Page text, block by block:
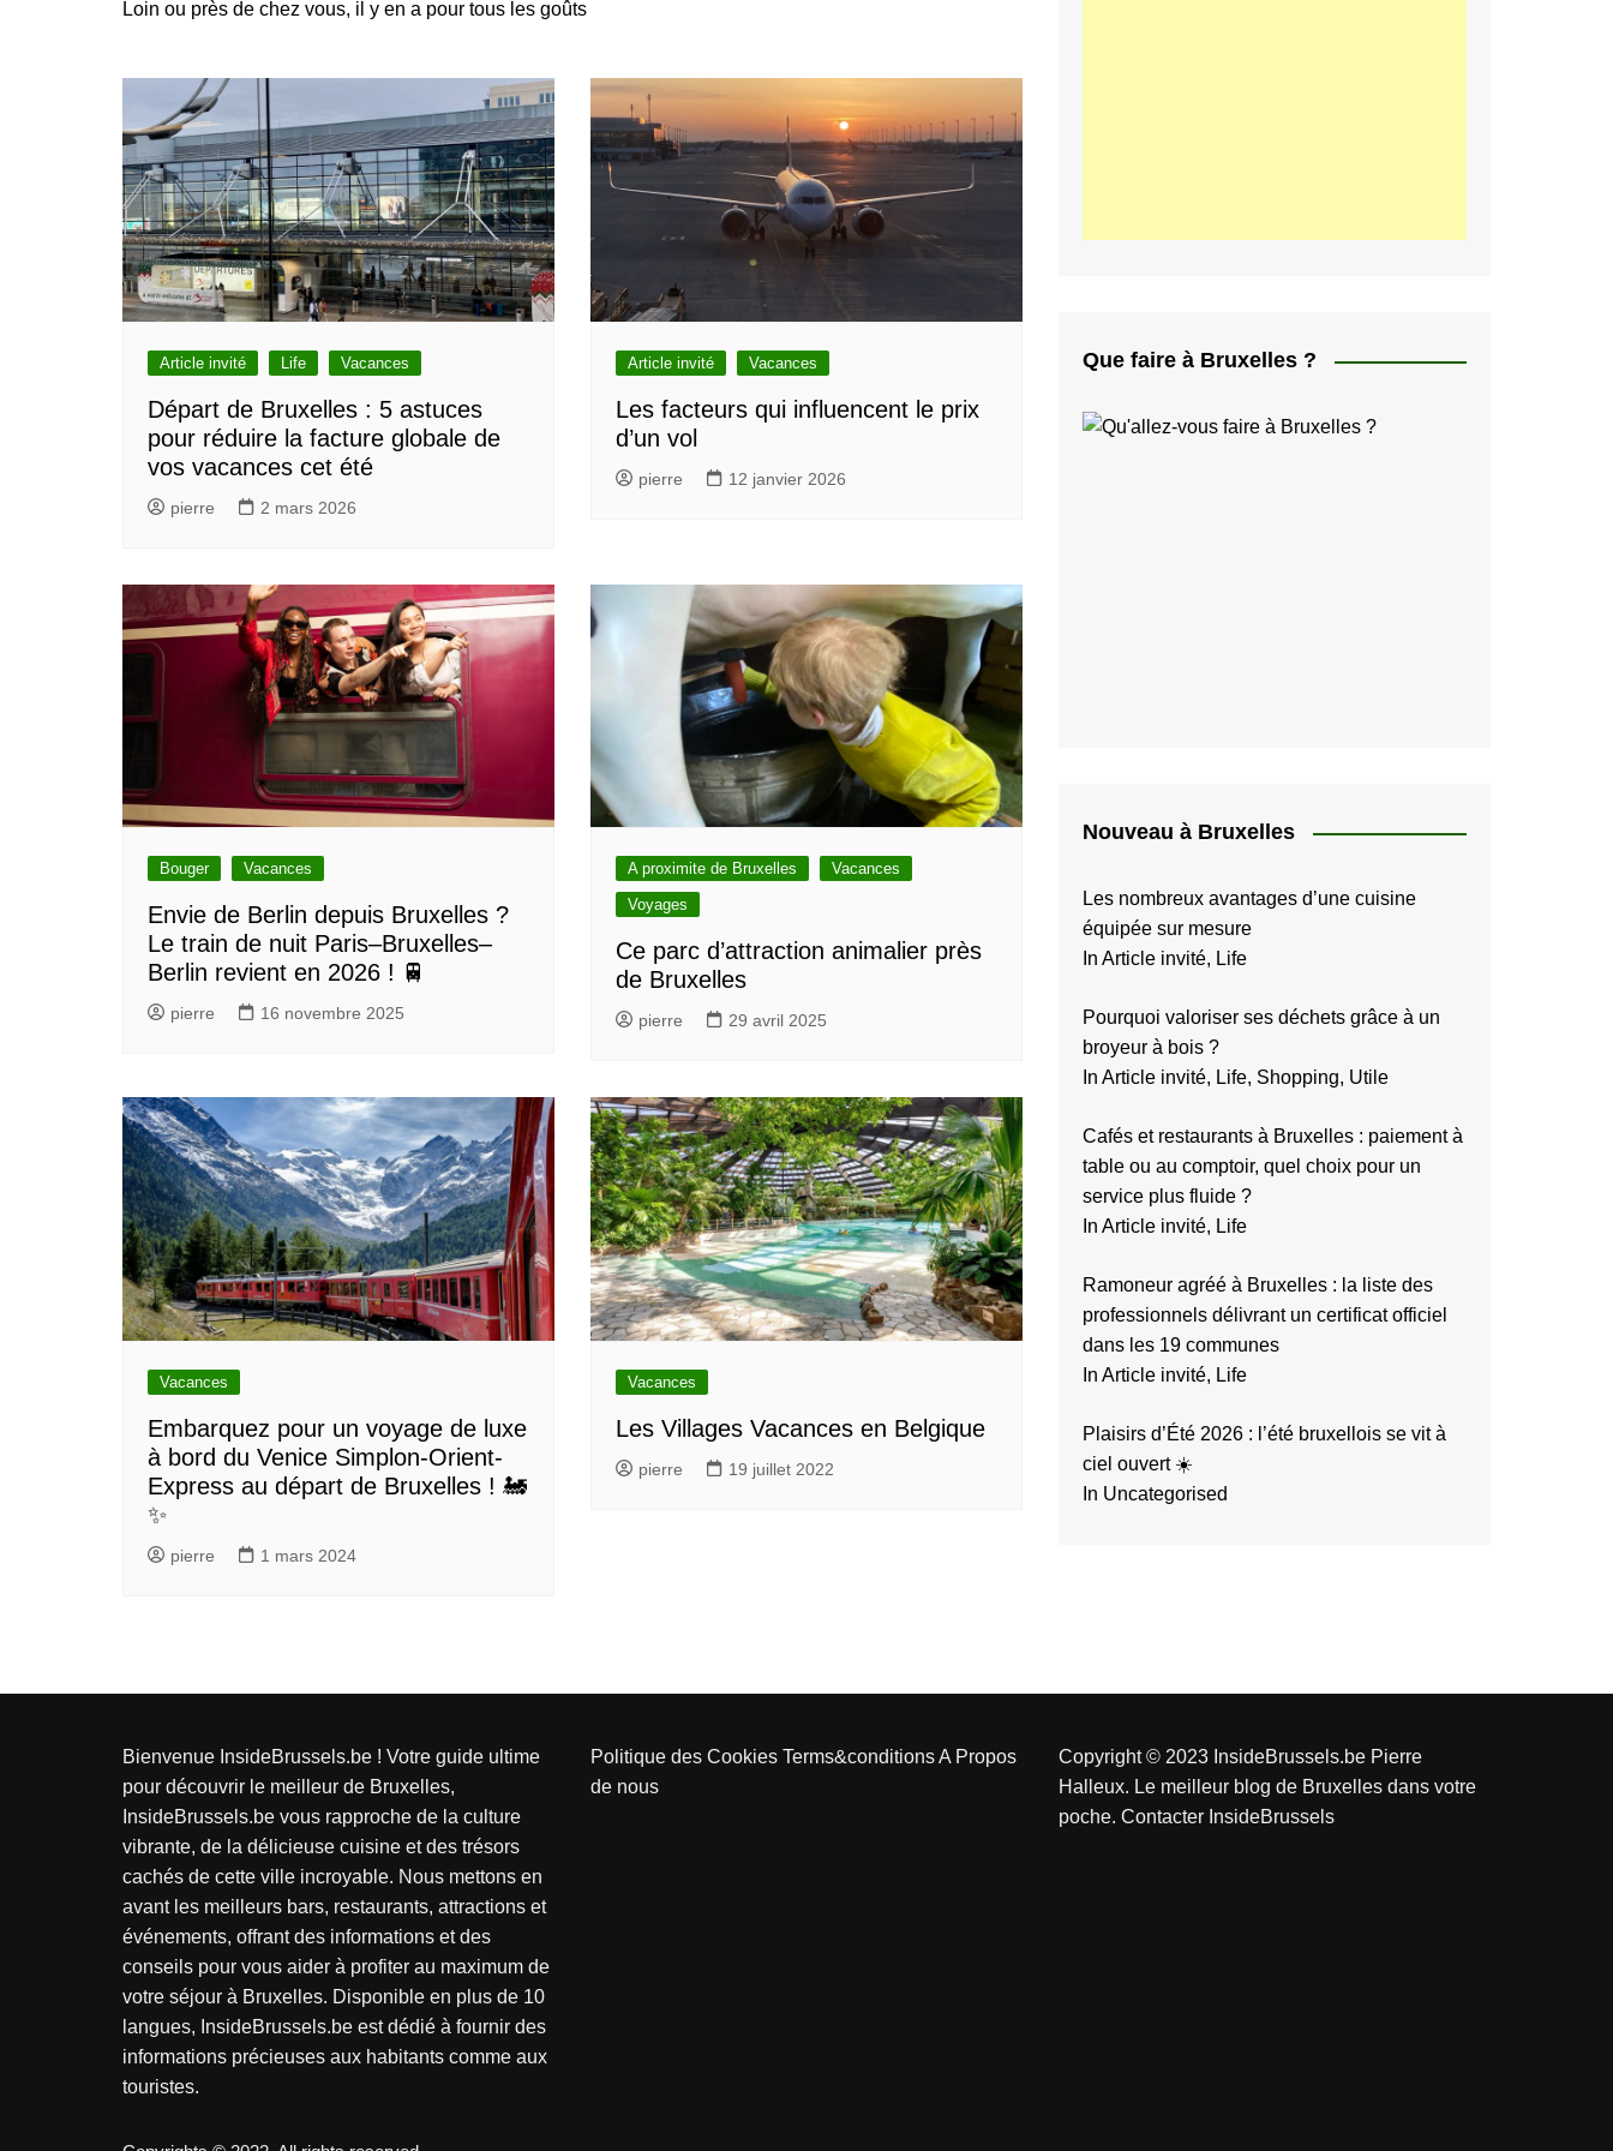
Bruxelles quand il pleut
Bruxelles
Brusselslife
Acheter local à Bruxelles
Bruxelles BIO!
🏛️ Monuments et attractions
touristiques
Découvrez les
meilleurs monuments et attractions
touristiques à visiter et voir à
Bruxelles
🌳 Nature, Parcs et Jardin à
Bruxelles
🎨 Musées et
Galleries
Découvez les
Loin ou près de chez vous, il y en a pour tous les goûts
Article invité Life Vacances
Départ de Bruxelles : 5 astuces
pour réduire la facture globale de
vos vacances cet été
pierre 2 mars 2026
Article invité Vacances
Les facteurs qui influencent le prix
d’un vol
pierre 12 janvier 2026
Bouger Vacances
Envie de Berlin depuis Bruxelles ?
Le train de nuit Paris–Bruxelles–
Berlin revient en 2026 ! 🚆
pierre 16 novembre 2025
A proximite de Bruxelles
Vacances
Voyages
Ce parc d’attraction animalier près
de Bruxelles
pierre 29 avril 2025
Vacances
Embarquez pour un voyage de luxe
à bord du Venice Simplon-Orient-
Express au départ de Bruxelles ! 🚂
✨
pierre 1 mars 2024
Vacances
Les Villages Vacances en Belgique
pierre 19 juillet 2022
Que faire à Bruxelles ?
Nouveau à Bruxelles
Les nombreux avantages d’une cuisine
équipée sur mesure
In Article invité, Life
Pourquoi valoriser ses déchets grâce à un
broyeur à bois ?
In Article invité, Life, Shopping, Utile
Cafés et restaurants à Bruxelles : paiement à
table ou au comptoir, quel choix pour un
service plus fluide ?
In Article invité, Life
Ramoneur agréé à Bruxelles : la liste des
professionnels délivrant un certificat officiel
dans les 19 communes
In Article invité, Life
Plaisirs d’Été 2026 : l’été bruxellois se vit à
ciel ouvert ☀️
In Uncategorised
Bienvenue InsideBrussels.be ! Votre guide ultime
pour découvrir le meilleur de Bruxelles,
InsideBrussels.be vous rapproche de la culture
vibrante, de la délicieuse cuisine et des trésors
cachés de cette ville incroyable. Nous mettons en
avant les meilleurs bars, restaurants, attractions et
événements, offrant des informations et des
conseils pour vous aider à profiter au maximum de
votre séjour à Bruxelles. Disponible en plus de 10
langues, InsideBrussels.be est dédié à fournir des
informations précieuses aux habitants comme aux
touristes.
Politique des Cookies Terms&conditionsA Propos
de nous
Copyright © 2023 InsideBrussels.be Pierre
Halleux. Le meilleur blog de Bruxelles dans votre
poche. Contacter InsideBrussels